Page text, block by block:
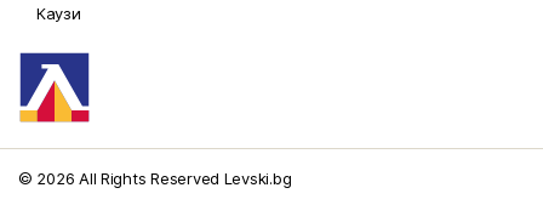
Каузи
© 2026 All Rights Reserved Levski.bg